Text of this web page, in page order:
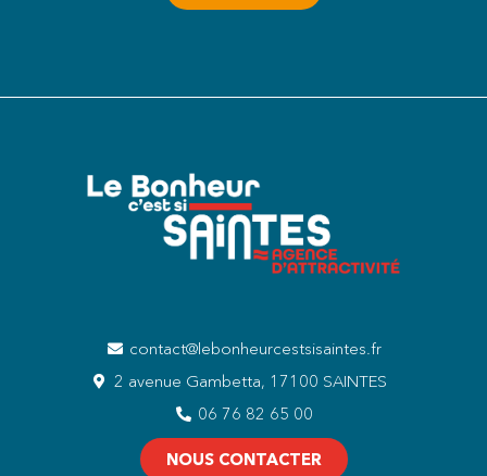
contact@lebonheurcestsisaintes.fr
2 avenue Gambetta, 17100 SAINTES
06 76 82 65 00
NOUS CONTACTER